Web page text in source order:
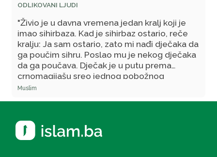
Mene, Ja ću mu utočište dati. Ja ne oklijevam
ni oko jedne stvari, a koju sam naredio, kao
što oklijevam oko uzimanja duše Mog roba
vjernika. On prezire smrt, a Ja prezirem
njegovo razočarenje.
ODLIKOVANI LJUDI
"Živio je u davna vremena jedan kralj koji je
imao sihirbaza. Kad je sihirbaz ostario, reče
kralju: Ja sam ostario, zato mi nađi dječaka da
ga poučim sihru. Poslao mu je nekog dječaka
da ga poučava. Dječak je u putu prema
crnomagijašu sreo jednog pobožnog
učenjaka kod koga je odsjeo i čuo od njega
sihirbaza, sihirbaz bi ga istukao, te se dječak
požalio asketi.On reče:
sihirbaza, kaži mu da te je zadržala porodica,
Muslim